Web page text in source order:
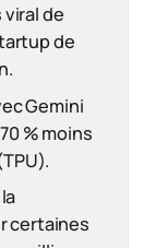
viral de
de
Gemini
% moins
certaines